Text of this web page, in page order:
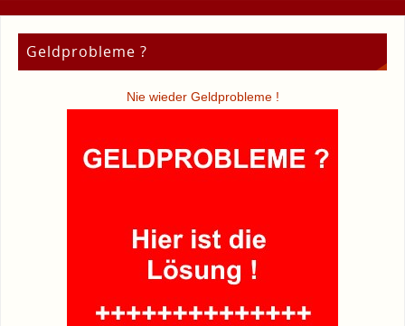
Geldprobleme ?
Nie wieder Geldprobleme !